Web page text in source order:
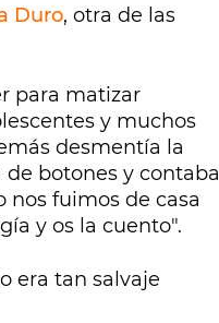
Duro, otra de las
para matizar
y muchos
desmentía la
botones y contaba
nos fuimos de casa
y os la cuento".
era tan salvaje